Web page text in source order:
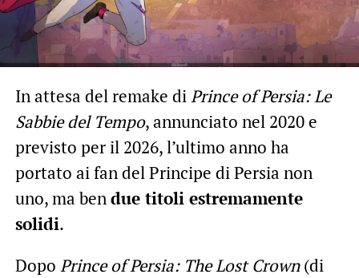
In attesa del remake diPrince of Persia: Le
Sabbie del Tempo, annunciato nel 2020 e
previsto per il 2026, l’ultimo anno ha
portato ai fan del Principe di Persia non
uno, ma bendue titoli estremamente
solidi.
Dopo Prince of Persia: The Lost Crown(di